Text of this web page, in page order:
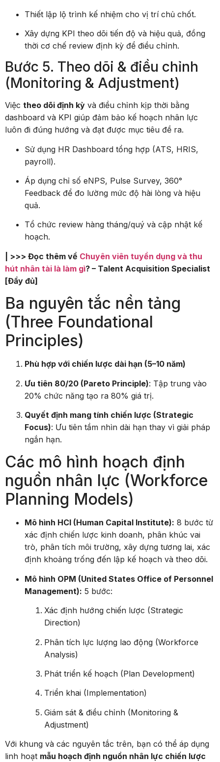
Thiết lập lộ trình kế nhiệm cho vị trí chủ chốt.
Xây dựng KPI theo dõi tiến độ và hiệu quả, đồng
thời cơ chế review định kỳ để điều chỉnh.
Bước 5. Theo dõi & điều chỉnh
(Monitoring & Adjustment)
Việc theo dõi định kỳ và điều chỉnh kịp thời bằng
dashboard và KPI giúp đảm bảo kế hoạch nhân lực
luôn đi đúng hướng và đạt được mục tiêu đề ra.
Sử dụng HR Dashboard tổng hợp (ATS, HRIS,
payroll).
Áp dụng chỉ số eNPS, Pulse Survey, 360°
Feedback để đo lường mức độ hài lòng và hiệu
quả.
Tổ chức review hàng tháng/quý và cập nhật kế
hoạch.
| >>> Đọc thêm về Chuyên viên tuyển dụng và thu
hút nhân tài là làm gì? – Talent Acquisition Specialist
[Đầy đủ]
Ba nguyên tắc nền tảng
(Three Foundational
Principles)
Phù hợp với chiến lược dài hạn (5–10 năm)
Ưu tiên 80/20 (Pareto Principle): Tập trung vào
20% chức năng tạo ra 80% giá trị.
Quyết định mang tính chiến lược (Strategic
Focus): Ưu tiên tầm nhìn dài hạn thay vì giải pháp
ngắn hạn.
Các mô hình hoạch định
nguồn nhân lực (Workforce
Planning Models)
Mô hình HCI (Human Capital Institute): 8 bước từ
xác định chiến lược kinh doanh, phân khúc vai
trò, phân tích môi trường, xây dựng tương lai, xác
định khoảng trống đến lập kế hoạch và theo dõi.
Mô hình OPM (United States Office of Personnel
Management): 5 bước:
Xác định hướng chiến lược (Strategic
Direction)
Phân tích lực lượng lao động (Workforce
Analysis)
Phát triển kế hoạch (Plan Development)
Triển khai (Implementation)
Giám sát & điều chỉnh (Monitoring &
Adjustment)
Với khung và các nguyên tắc trên, bạn có thể áp dụng
linh hoạt mẫu hoạch định nguồn nhân lực chiến lược